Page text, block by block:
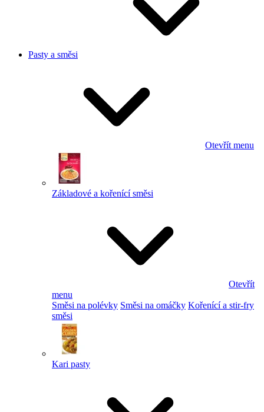
Pasty a směsi
Otevřít menu
Základové a kořenící směsi
Otevřít
menu
Směsi na polévky Směsi na omáčky Kořenící a stir-fry
směsi
Kari pasty